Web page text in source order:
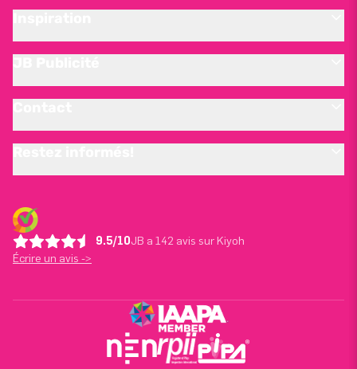
9.5/10JB a 142 avis sur Kiyoh
Écrire un avis ->